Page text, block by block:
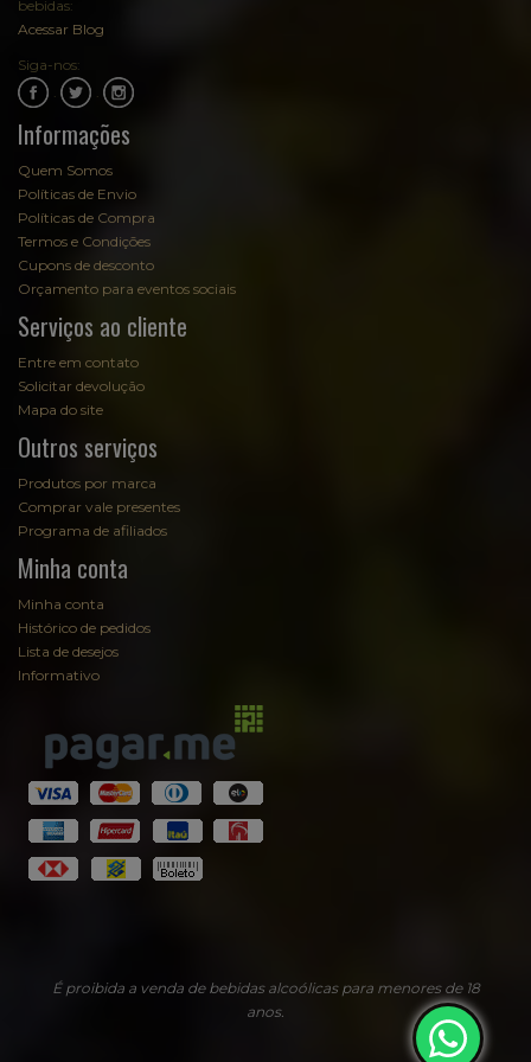
bebidas:
Acessar Blog
Siga-nos:
Informações
Quem Somos
Políticas de Envio
Políticas de Compra
Termos e Condições
Cupons de desconto
Orçamento para eventos sociais
Serviços ao cliente
Entre em contato
Solicitar devolução
Mapa do site
Outros serviços
Produtos por marca
Comprar vale presentes
Programa de afiliados
Minha conta
Minha conta
Histórico de pedidos
Lista de desejos
Informativo
É proibida a venda de bebidas alcoólicas para menores de 18
anos.